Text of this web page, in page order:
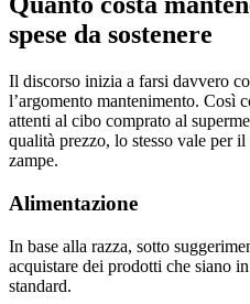
spese da sostenere
Il discorso inizia a farsi davvero
l’argomento mantenimento. Così
attenti al cibo comprato al
qualità prezzo, lo stesso vale per
zampe.
Alimentazione
In base alla razza, sotto
acquistare dei prodotti che siano
standard.